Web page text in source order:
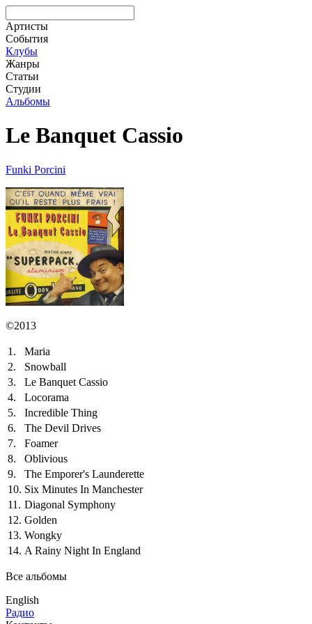
Артисты
События
Клубы
Жанры
Статьи
Студии
Альбомы
Le Banquet Cassio
Funki Porcini
©2013
1.
Maria
2.
Snowball
3.
Le Banquet Cassio
4.
Locorama
5.
Incredible Thing
6.
The Devil Drives
7.
Foamer
8.
Oblivious
9.
The Emporer's Launderette
10. Six Minutes In Manchester
11. Diagonal Symphony
12. Golden
13. Wongky
14. A Rainy Night In England
Все альбомы
English
Радио